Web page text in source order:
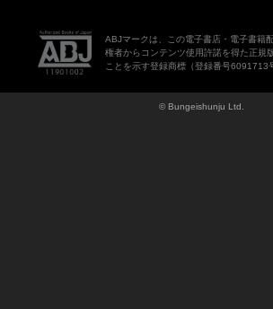
ABJマークは、この電子書店・電子書籍
権者からコンテンツ使用許諾を得た正規
ことを示す登録商標（登録番号6091713
© Bungeishunju Ltd.